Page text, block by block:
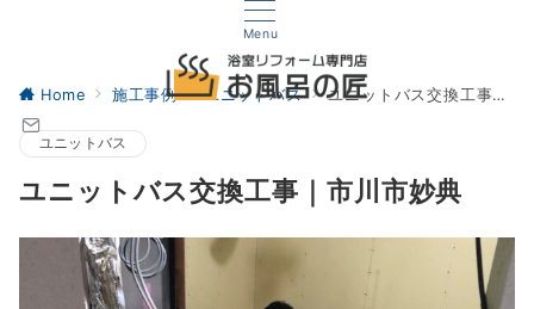
Menu
Home 施工事例 ユニットバス ユニットバス交換工事｜市川市妙典
ユニットバス
ユニットバス交換工事｜市川市妙典